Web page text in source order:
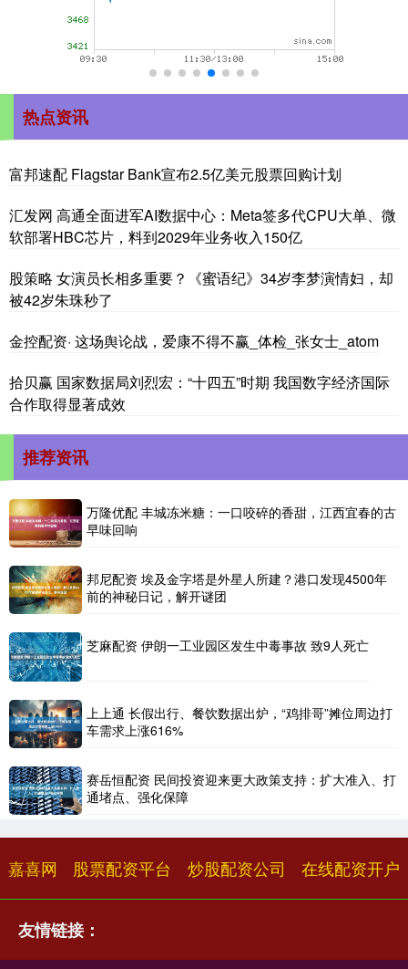
热点资讯
富邦速配 Flagstar Bank宣布2.5亿美元股票回购计划
汇发网 高通全面进军AI数据中心：Meta签多代CPU大单、微
软部署HBC芯片，料到2029年业务收入150亿
股策略 女演员长相多重要？《蜜语纪》34岁李梦演情妇，却
被42岁朱珠秒了
金控配资· 这场舆论战，爱康不得不赢_体检_张女士_atom
拾贝赢 国家数据局刘烈宏：“十四五”时期 我国数字经济国际
合作取得显著成效
推荐资讯
万隆优配 丰城冻米糖：一口咬碎的香甜，江西宜春的古
早味回响
邦尼配资 埃及金字塔是外星人所建？港口发现4500年
前的神秘日记，解开谜团
芝麻配资 伊朗一工业园区发生中毒事故 致9人死亡
上上通 长假出行、餐饮数据出炉，“鸡排哥”摊位周边打
车需求上涨616%
赛岳恒配资 民间投资迎来更大政策支持：扩大准入、打
通堵点、强化保障
嘉喜网 股票配资平台 炒股配资公司 在线配资开户
友情链接：